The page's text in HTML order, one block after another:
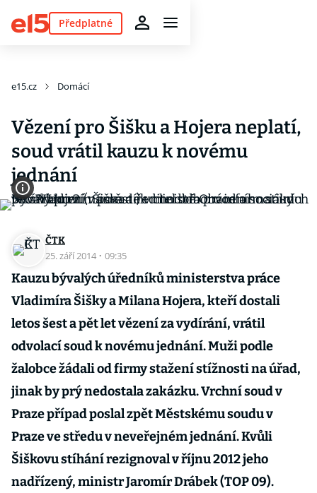
Předplatné
e15.cz Domácí
Vězení pro Šišku a Hojera neplatí,
soud vrátil kauzu k novému
jednání
ČTK
25. září 2014 · 09:35
Kauzu bývalých úředníků ministerstva práce
Vladimíra Šišky a Milana Hojera, kteří dostali
letos šest a pět let vězení za vydírání, vrátil
odvolací soud k novému jednání. Muži podle
žalobce žádali od firmy stažení stížnosti na úřad,
jinak by prý nedostala zakázku. Vrchní soud v
Praze případ poslal zpět Městskému soudu v
Praze ve středu v neveřejném jednání. Kvůli
Šiškovu stíhání rezignoval v říjnu 2012 jeho
nadřízený, ministr Jaromír Drábek (TOP 09).